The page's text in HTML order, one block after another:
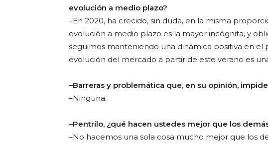
evolución a medio plazo?
–En 2020, ha crecido, sin duda, en la misma
evolución a medio plazo es la mayor incógnita, y
seguimos manteniendo una dinámica positiva en el
evolución del mercado a partir de este verano es
–Barreras y problemática que, en su opinión,
–Ninguna.
–Pentrilo, ¿qué hacen ustedes mejor que los
–No hacemos una sola cosa mucho mejor que los